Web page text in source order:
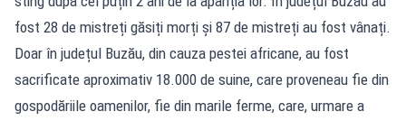
fost 28 de mistreți găsiți morți și 87 de mistreți au fost vânați.
Doar în județul Buzău, din cauza pestei africane, au fost
sacrificate aproximativ 18.000 de suine, care proveneau fie din
gospodăriile oamenilor, fie din marile ferme, care, urmare a